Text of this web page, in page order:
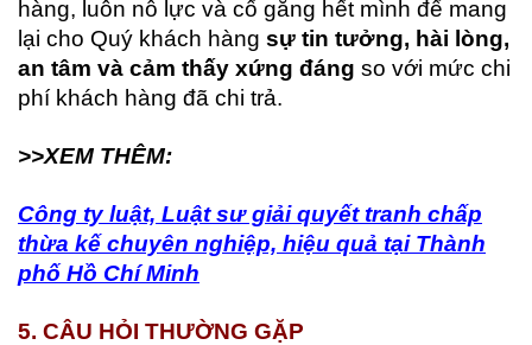
hàng, luôn nỗ lực và cố gắng hết mình để mang
lại cho Quý khách hàng sự tin tưởng, hài lòng,
an tâm và cảm thấy xứng đáng so với mức chi
phí khách hàng đã chi trả.
>>XEM THÊM:
Công ty luật, Luật sư giải quyết tranh chấp
thừa kế chuyên nghiệp, hiệu quả tại Thành
phố Hồ Chí Minh
5. CÂU HỎI THƯỜNG GẶP